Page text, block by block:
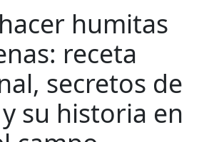
humitas
receta
secretos de
su historia en